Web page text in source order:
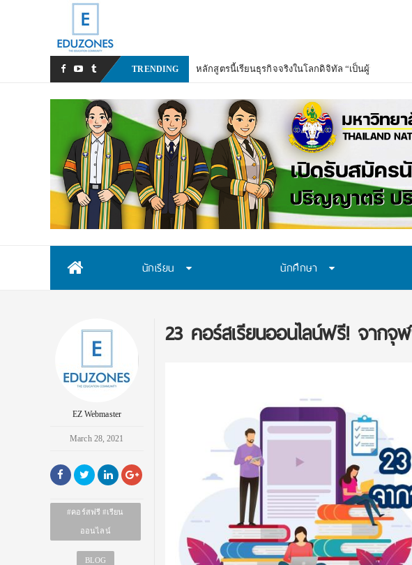
TRENDING
นักเรียน นักศึกษา
EZ Webmaster
March 28, 2021
#คอร์สฟรี #เรียน
ออนไลน์
BLOG
23 คอร์สเรียนออนไลน์ฟรี! จาก